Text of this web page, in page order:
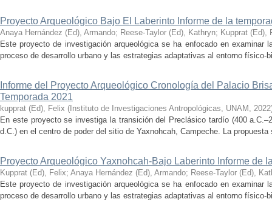
Proyecto Arqueológico Bajo El Laberinto Informe de la
Anaya Hernández (Ed), Armando; Reese-Taylor (Ed), Kathryn; Kupprat (Ed),
Este proyecto de investigación arqueológica se ha enfocado en examinar
proceso de desarrollo urbano y las estrategias adaptativas al entorno físico-
Informe del Proyecto Arqueológico Cronología del Palacio
Temporada 2021
kupprat (Ed), Felix ( Instituto de Investigaciones Antropológicas, UNAM , 2022
En este proyecto se investiga la transición del Preclásico tardío (400
d.C.) en el centro de poder del sitio de Yaxnohcah, Campeche. La
Proyecto Arqueológico Yaxnohcah-Bajo Laberinto Informe de
Kupprat (Ed), Felix; Anaya Hernández (Ed), Armando; Reese-Taylor (Ed),
Este proyecto de investigación arqueológica se ha enfocado en examinar
proceso de desarrollo urbano y las estrategias adaptativas al entorno físico-